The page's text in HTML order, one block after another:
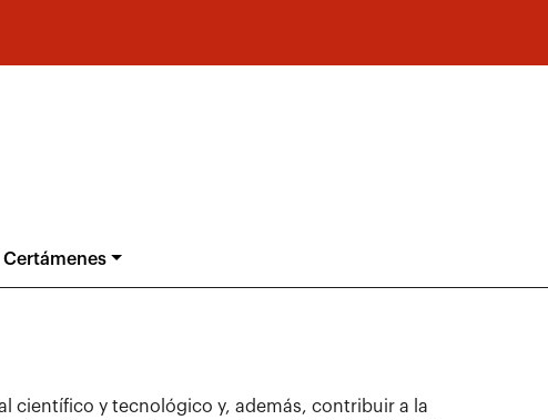
Certámenes
científico y tecnológico y, además, contribuir a la